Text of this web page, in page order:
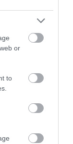
or
to
IS LEHET, MIRE
Mindenki ügye
A
Promóció